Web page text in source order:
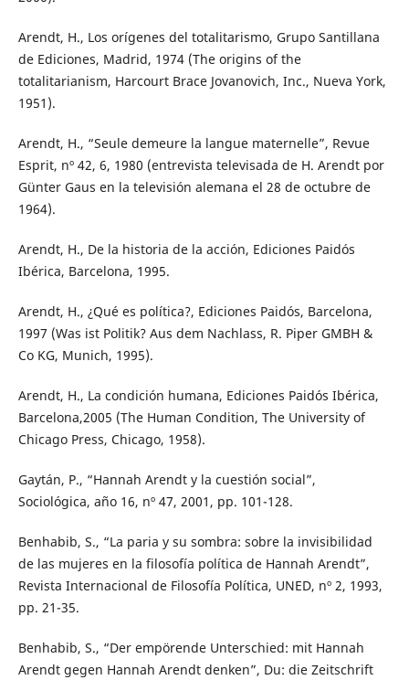
Arendt, H., Los orígenes del totalitarismo, Grupo Santillana
de Ediciones, Madrid, 1974 (The origins of the
totalitarianism, Harcourt Brace Jovanovich, Inc., Nueva York,
1951).
Arendt, H., “Seule demeure la langue maternelle”, Revue
Esprit, nº 42, 6, 1980 (entrevista televisada de H. Arendt por
Günter Gaus en la televisión alemana el 28 de octubre de
1964).
Arendt, H., De la historia de la acción, Ediciones Paidós
Ibérica, Barcelona, 1995.
Arendt, H., ¿Qué es política?, Ediciones Paidós, Barcelona,
1997 (Was ist Politik? Aus dem Nachlass, R. Piper GMBH &
Co KG, Munich, 1995).
Arendt, H., La condición humana, Ediciones Paidós Ibérica,
Barcelona,2005 (The Human Condition, The University of
Chicago Press, Chicago, 1958).
Gaytán, P., “Hannah Arendt y la cuestión social”,
Sociológica, año 16, nº 47, 2001, pp. 101-128.
Benhabib, S., “La paria y su sombra: sobre la invisibilidad
de las mujeres en la filosofía política de Hannah Arendt”,
Revista Internacional de Filosofía Política, UNED, nº 2, 1993,
pp. 21-35.
Benhabib, S., “Der empörende Unterschied: mit Hannah
Arendt gegen Hannah Arendt denken”, Du: die Zeitschrift